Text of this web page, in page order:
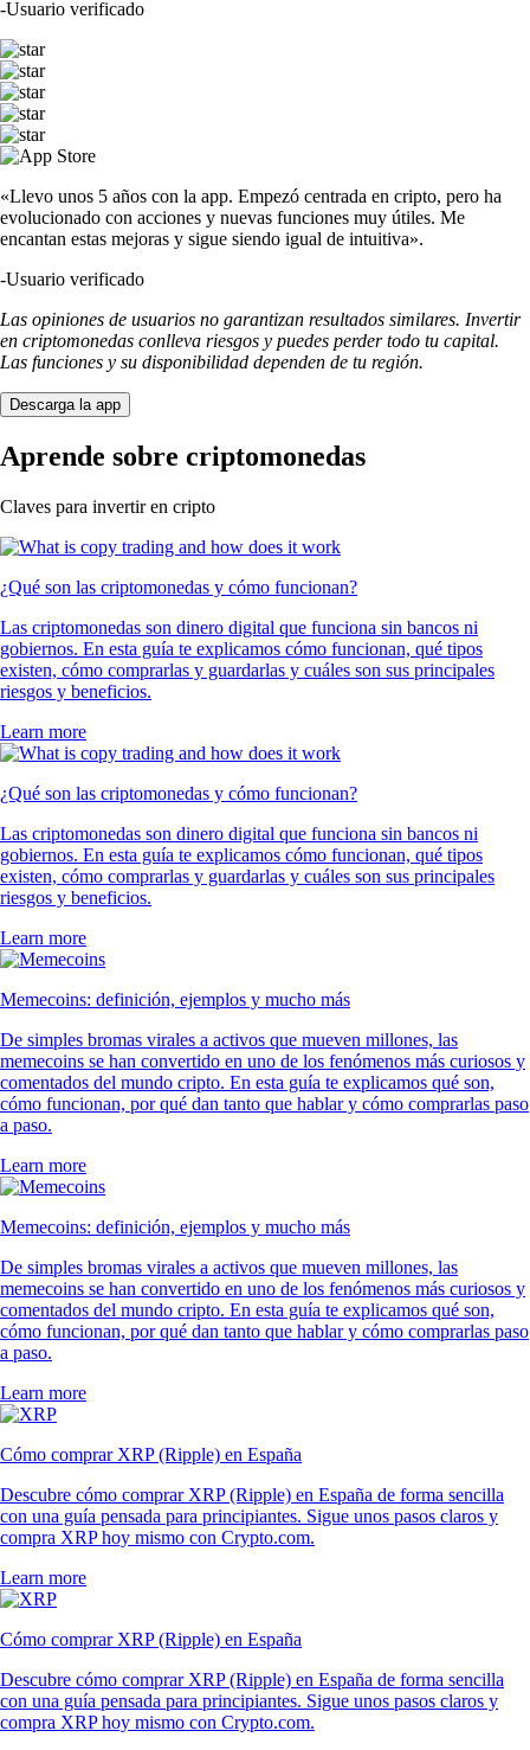
-Usuario verificado
«Llevo unos 5 años con la app. Empezó centrada en cripto, pero ha
evolucionado con acciones y nuevas funciones muy útiles. Me
encantan estas mejoras y sigue siendo igual de intuitiva».
-Usuario verificado
Las opiniones de usuarios no garantizan resultados similares. Invertir
en criptomonedas conlleva riesgos y puedes perder todo tu capital.
Las funciones y su disponibilidad dependen de tu región.
Descarga la app
Aprende sobre criptomonedas
Claves para invertir en cripto
¿Qué son las criptomonedas y cómo funcionan?
Las criptomonedas son dinero digital que funciona sin bancos ni
gobiernos. En esta guía te explicamos cómo funcionan, qué tipos
existen, cómo comprarlas y guardarlas y cuáles son sus principales
riesgos y beneficios.
Learn more
¿Qué son las criptomonedas y cómo funcionan?
Las criptomonedas son dinero digital que funciona sin bancos ni
gobiernos. En esta guía te explicamos cómo funcionan, qué tipos
existen, cómo comprarlas y guardarlas y cuáles son sus principales
riesgos y beneficios.
Learn more
Memecoins: definición, ejemplos y mucho más
De simples bromas virales a activos que mueven millones, las
memecoins se han convertido en uno de los fenómenos más curiosos y
comentados del mundo cripto. En esta guía te explicamos qué son,
cómo funcionan, por qué dan tanto que hablar y cómo comprarlas paso
a paso.
Learn more
Memecoins: definición, ejemplos y mucho más
De simples bromas virales a activos que mueven millones, las
memecoins se han convertido en uno de los fenómenos más curiosos y
comentados del mundo cripto. En esta guía te explicamos qué son,
cómo funcionan, por qué dan tanto que hablar y cómo comprarlas paso
a paso.
Learn more
Cómo comprar XRP (Ripple) en España
Descubre cómo comprar XRP (Ripple) en España de forma sencilla
con una guía pensada para principiantes. Sigue unos pasos claros y
compra XRP hoy mismo con Crypto.com.
Learn more
Cómo comprar XRP (Ripple) en España
Descubre cómo comprar XRP (Ripple) en España de forma sencilla
con una guía pensada para principiantes. Sigue unos pasos claros y
compra XRP hoy mismo con Crypto.com.